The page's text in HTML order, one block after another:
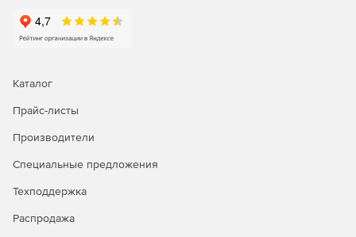
высокопроизводительной отказоустойчивой сетевой
инфраструктуры.
и пользовательского трафика на разные
Установка драйверов паравиртуализации в гостевые
Русскоязычный интерфейс.
Каталог
Прайс-листы
Производители
Специальные предложения
Техподдержка
Распродажа